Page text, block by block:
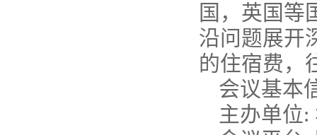
国，英国等
沿问题展开
的住宿费，
会议基本
主办单位